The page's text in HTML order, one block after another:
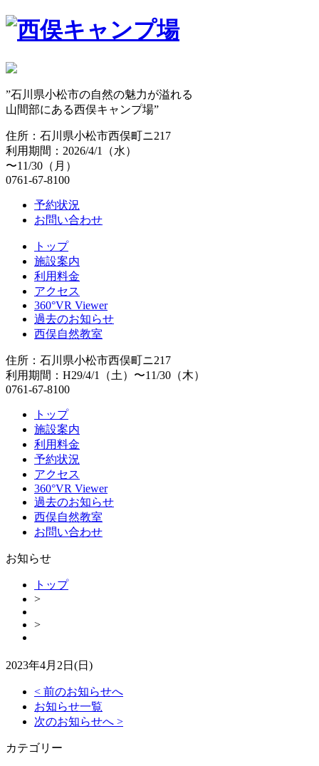
”石川県小松市の自然の魅力が溢れる
山間部にある西俣キャンプ場”
住所：石川県小松市西俣町ニ217
利用期間：2026/4/1（水）
〜11/30（月）
0761-67-8100
予約状況
お問い合わせ
トップ
施設案内
利用料金
アクセス
360°VR Viewer
過去のお知らせ
西俣自然教室
住所：石川県小松市西俣町ニ217
利用期間：H29/4/1（土）〜11/30（木）
0761-67-8100
トップ
施設案内
利用料金
予約状況
アクセス
360°VR Viewer
過去のお知らせ
西俣自然教室
お問い合わせ
お知らせ
トップ
>
>
2023年4月2日(日)
< 前のお知らせへ
お知らせ一覧
次のお知らせへ >
カテゴリー